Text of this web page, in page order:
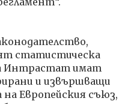
статистическа
Интрастат имат
и извършващи
Европейския съюз,